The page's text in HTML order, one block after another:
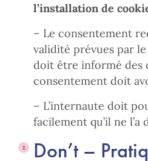
l’installation de
– Le consentement
validité prévues par le
doit être informé des
consentement doit
– L’internaute doit
facilement qu’il ne l’a
Don’t –